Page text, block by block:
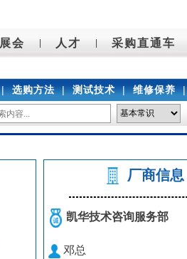
展会 人才 采购直通车
| 选购方法 | 测试技术 | 维修保养 |
厂商信息
凯华技术咨询服务部
邓总